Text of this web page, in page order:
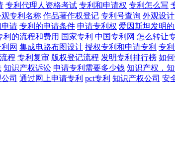
专利代理人资格考试 专利和申请权 专利怎么写
观专利名称 作品著作权登记 专利号查询 外观设计
请 专利的申请条件 申请专利权 爱因斯坦发明
利的流程和费用 国家专利 中国专利网 怎么转让
网 集成电路布图设计 授权专利和申请专利 专
程 专利复审 版权登记流程 发明专利排行榜 如
知识产权诉讼 申请专利需要多少钱 知识产权，
司 通过网上申请专利 pct专利 知识产权公司 安